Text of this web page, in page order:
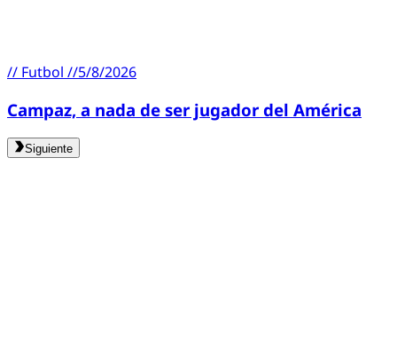
// Futbol //5/8/2026
Campaz, a nada de ser jugador del América
Siguiente